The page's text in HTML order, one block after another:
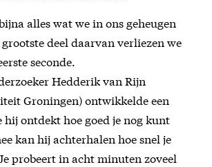
alles wat we in ons geheugen
deel daarvan verliezen we
seconde.
Hedderik van Rijn
Groningen) ontwikkelde een
hij ontdekt hoe goed je nog kunt
kan hij achterhalen hoe snel je
probeert in acht minuten zoveel